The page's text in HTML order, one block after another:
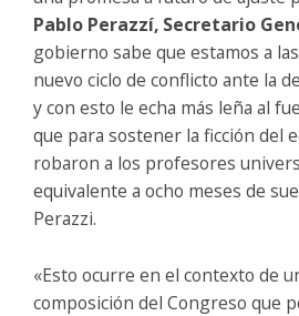
Pablo Perazzí, Secretario
gobierno sabe que estamos a
nuevo ciclo de conflicto ante la
y con esto le echa más leña al
que para sostener la ficción del
robaron a los profesores
equivalente a ocho meses de
Perazzi.
«Esto ocurre en el contexto de
composición del Congreso que